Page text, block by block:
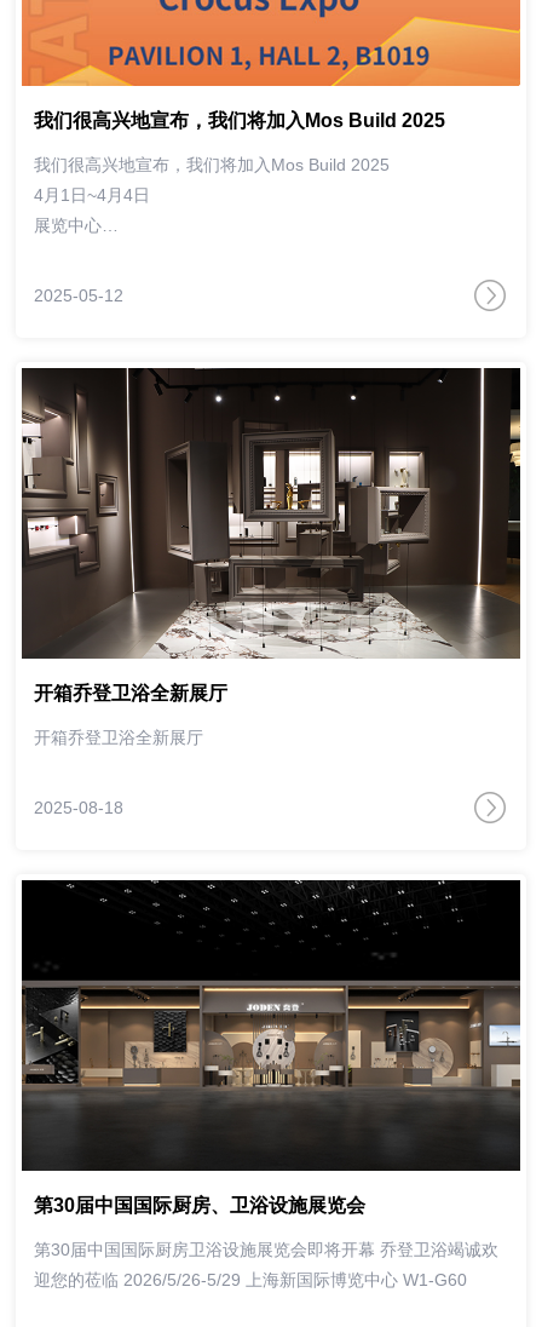
我们很高兴地宣布，我们将加入Mos Build 2025
我们很高兴地宣布，我们将加入Mos Build 2025
4月1日~4月4日
展览中心
2025-05-12
开箱乔登卫浴全新展厅
开箱乔登卫浴全新展厅
2025-08-18
第30届中国国际厨房、卫浴设施展览会
第30届中国国际厨房卫浴设施展览会即将开幕 乔登卫浴竭诚欢
迎您的莅临 2026/5/26-5/29 上海新国际博览中心 W1-G60